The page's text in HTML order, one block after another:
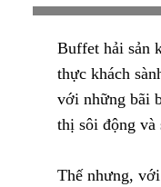
Buffet hải sản
thực khách
với những bãi
thị sôi động và
Thế nhưng,